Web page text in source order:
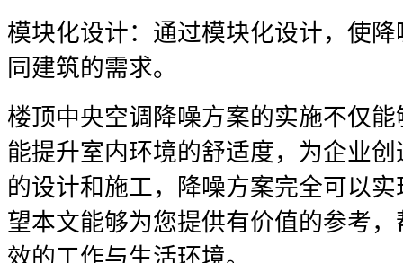
模块化设计：通过模块化设计，使
同建筑的需求。
楼顶中央空调降噪方案的实施不仅
能提升室内环境的舒适度，为企业
的设计和施工，降噪方案完全可以
望本文能够为您提供有价值的参考
效的工作与生活环境。